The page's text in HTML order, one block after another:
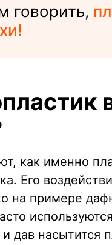
говорить,
как именно
Его
на примере
дав насытится